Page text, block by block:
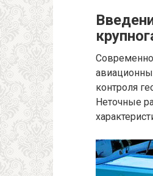
контроля
Неточные